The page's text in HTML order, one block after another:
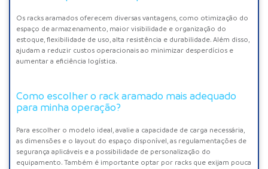
Os racks aramados oferecem diversas vantagens, como otimização do
espaço de armazenamento, maior visibilidade e organização do
estoque, flexibilidade de uso, alta resistência e durabilidade. Além disso,
ajudam a reduzir custos operacionais ao minimizar desperdícios e
aumentar a eficiência logística.
Como escolher o rack aramado mais adequado
para minha operação?
Para escolher o modelo ideal, avalie a capacidade de carga necessária,
as dimensões e o layout do espaço disponível, as regulamentações de
segurança aplicáveis e a possibilidade de personalização do
equipamento. Também é importante optar por racks que exijam pouca